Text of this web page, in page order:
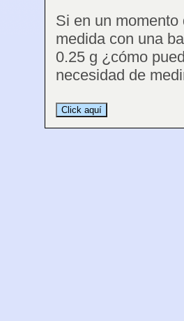
Si en un
medida con una
0.25 g ¿cómo
necesidad de